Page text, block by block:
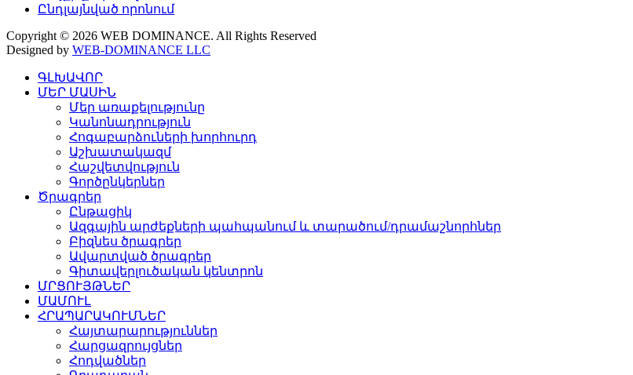
Ընդլայնված որոնում
Copyright © 2026 WEB DOMINANCE. All Rights Reserved
Designed by WEB-DOMINANCE LLC
ԳԼԽԱՎՈՐ
ՄԵՐ ՄԱՍԻՆ
Մեր առաքելությունը
Կանոնադրություն
Հոգաբարձուների խորհուրդ
Աշխատակազմ
Հաշվետվություն
Գործընկերներ
Ծրագրեր
Ընթացիկ
Ազգային արժեքների պահպանում և տարածում/դրամաշնորհներ
Բիզնես ծրագրեր
Ավարտված ծրագրեր
Գիտավերլուծական կենտրոն
ՄՐՑՈՒՅԹՆԵՐ
ՄԱՄՈՒԼ
ՀՐԱՊԱՐԱԿՈՒՄՆԵՐ
Հայտարարություններ
Հարցազրույցներ
Հոդվածներ